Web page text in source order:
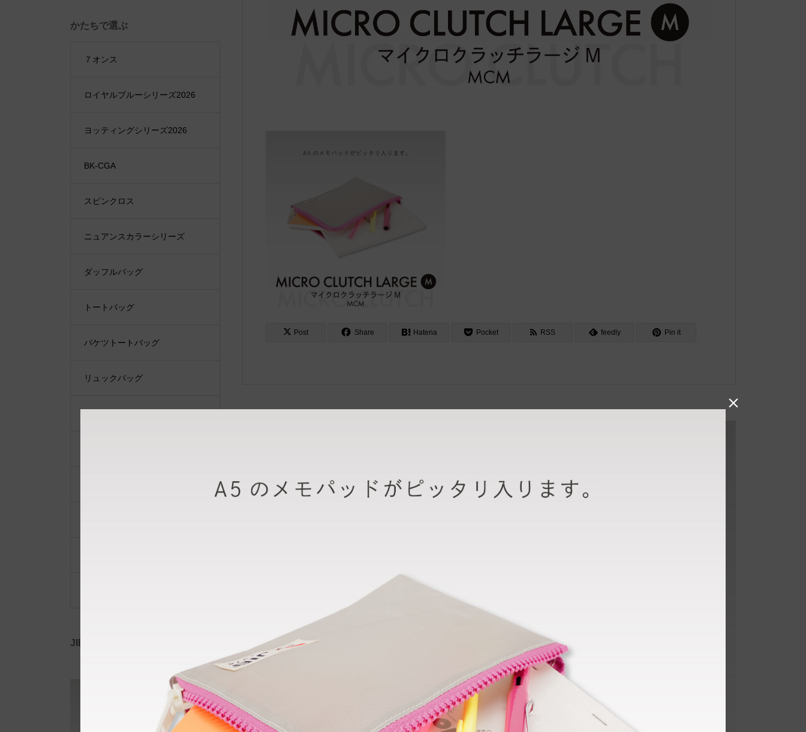
Post Share Hatena Pocket RSS feedly Pin it
かたちで選ぶ
７オンス
ロイヤルブルーシリーズ2026
ヨッティングシリーズ2026
BK-CGA
スピンクロス
ニュアンスカラーシリーズ
ダッフルバッグ
トートバッグ
バケツトートバッグ
リュックバッグ
JIB公式SNS
